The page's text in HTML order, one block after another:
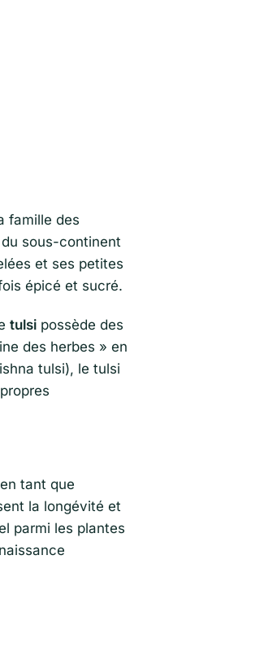
famille des
sous-continent
et ses petites
épicé et sucré.
tulsi possède des
des herbes » en
tulsi), le tulsi
tant que
la longévité et
parmi les plantes